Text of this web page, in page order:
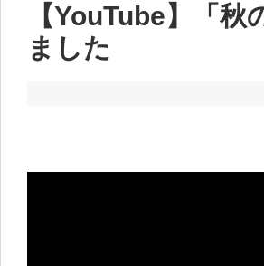
【YouTube】「
ました